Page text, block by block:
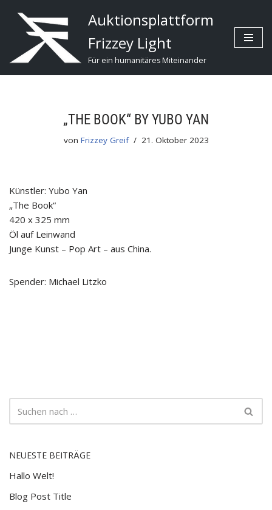
Zum
Inhalt
Auktionsplattform
Frizzey Light
Für ein humanitäres Miteinander
„THE BOOK“ BY YUBO YAN
von Frizzey Greif 21. Oktober 2023
Künstler: Yubo Yan
„The Book“
420 x 325 mm
Öl auf Leinwand
Junge Kunst – Pop Art – aus China.
Spender: Michael Litzko
NEUESTE BEITRÄGE
Hallo Welt!
Blog Post Title